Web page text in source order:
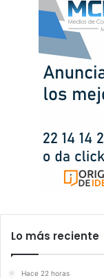
Lo más reciente
Hace 22 horas